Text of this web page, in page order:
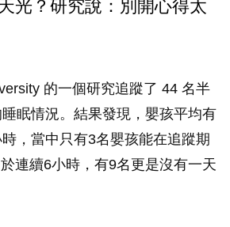
光？研究說：別開心得太
的一個研究追蹤了 44 名半
眠情況。結果發現，嬰孩平均有
，當中只有3名嬰孩能在追蹤期
連續6小時，有9名更是沒有一天